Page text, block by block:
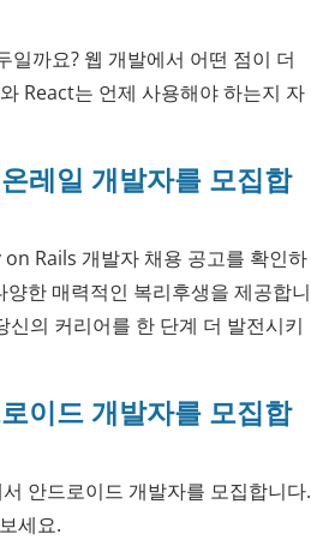
일까요? 웹 개발에서 어떤 점이 더
React는 언제 사용해야 하는지 자
레일 개발자를 모집합
Rails 개발자 채용 공고를 확인하
한 매력적인 복리후생을 제공합니
신의 커리어를 한 단계 더 발전시키
이드 개발자를 모집합
안드로이드 개발자를 모집합니다.
세요.